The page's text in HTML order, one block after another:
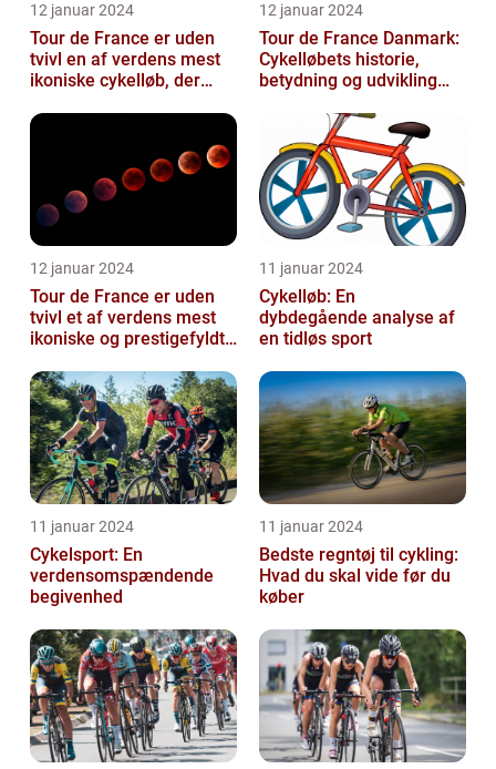
12 januar 2024
Tour de France er uden
tvivl en af verdens mest
ikoniske cykelløb, der
millioner...
12 januar 2024
Tour de France Danmark:
Cykelløbets historie,
betydning og udvikling
12 januar 2024
Tour de France er uden
tvivl et af verdens mest
ikoniske og prestigefyldte
11 januar 2024
Cykelløb: En
dybdegående analyse af
en tidløs sport
11 januar 2024
Cykelsport: En
verdensomspændende
begivenhed
11 januar 2024
Bedste regntøj til cykling:
Hvad du skal vide før du
køber